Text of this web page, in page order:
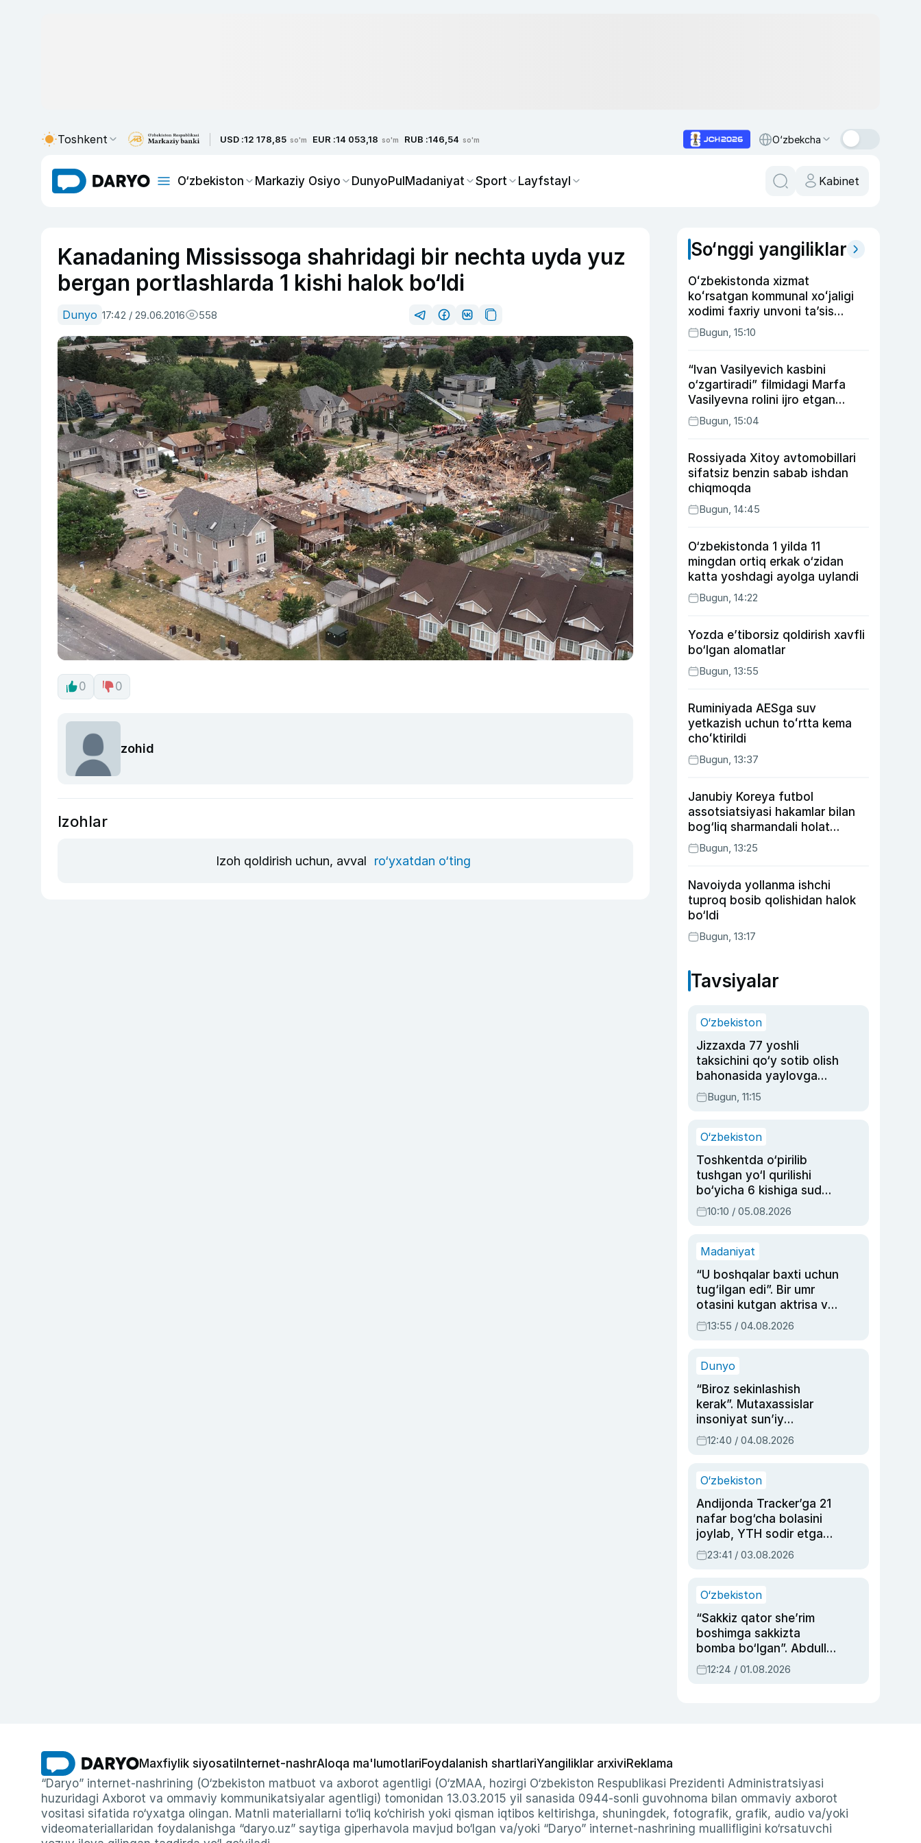
Toshkent USD :12 178,85 so'm EUR :14 053,18 so'm RUB :146,54 so'm O‘zbekcha
O‘zbekiston Markaziy Osiyo DunyoPulMadaniyat Sport Layfstayl Kabinet
Kanadaning Mississoga shahridagi bir nechta uyda yuz
bergan portlashlarda 1 kishi halok bo‘ldi
Dunyo 17:42 / 29.06.2016 558
0 0
zohid
Izohlar
Izoh qoldirish uchun, avval ro‘yxatdan o‘ting
So‘nggi yangiliklar
Oʻzbekistonda xizmat
koʻrsatgan kommunal xoʻjaligi
xodimi faxriy unvoni taʼsis
etilishi mumkin
Bugun, 15:10
“Ivan Vasilyevich kasbini
o‘zgartiradi” filmidagi Marfa
Vasilyevna rolini ijro etgan
aktrisaning taqdiri qanday
kechdi?
Bugun, 15:04
Rossiyada Xitoy avtomobillari
sifatsiz benzin sabab ishdan
chiqmoqda
Bugun, 14:45
O‘zbekistonda 1 yilda 11
mingdan ortiq erkak o‘zidan
katta yoshdagi ayolga uylandi
Bugun, 14:22
Yozda e’tiborsiz qoldirish xavfli
bo‘lgan alomatlar
Bugun, 13:55
Ruminiyada AESga suv
yetkazish uchun toʻrtta kema
choʻktirildi
Bugun, 13:37
Janubiy Koreya futbol
assotsiatsiyasi hakamlar bilan
bog‘liq sharmandali holat
bo‘yicha bayonot berdi
Bugun, 13:25
Navoiyda yollanma ishchi
tuproq bosib qolishidan halok
bo‘ldi
Bugun, 13:17
Tavsiyalar
O‘zbekiston
Jizzaxda 77 yoshli
taksichini qo‘y sotib olish
bahonasida yaylovga
olib borib o‘ldirgan yigit
20 yilga qamaldi
Bugun, 11:15
O‘zbekiston
Toshkentda o‘pirilib
tushgan yo‘l qurilishi
bo‘yicha 6 kishiga sud
hukmi o‘qildi
10:10 / 05.08.2026
Madaniyat
“U boshqalar baxti uchun
tug‘ilgan edi”. Bir umr
otasini kutgan aktrisa va
dublyaj ustasi Rimma
Ahmedovaning
13:55 / 04.08.2026
Dunyo
“Biroz sekinlashish
kerak”. Mutaxassislar
insoniyat sun’iy
intellektni boshqara
olmay qolishidan xavotir
12:40 / 04.08.2026
O‘zbekiston
Andijonda Tracker’ga 21
nafar bog‘cha bolasini
joylab, YTH sodir etgan
ayolga sud hukmi o‘qildi
23:41 / 03.08.2026
O‘zbekiston
“Sakkiz qator she’rim
boshimga sakkizta
bomba bo‘lgan”. Abdulla
Oripovni siyosiy
ayblovlardan asrab
12:24 / 01.08.2026
Maxfiylik siyosati Internet-nashrAloqa ma'lumotlariFoydalanish shartlariYangiliklar arxiviReklama
“Daryo” internet-nashrining (O‘zbekiston matbuot va axborot agentligi (O‘zMAA, hozirgi O‘zbekiston Respublikasi Prezidenti Administratsiyasi
huzuridagi Axborot va ommaviy kommunikatsiyalar agentligi) tomonidan 13.03.2015 yil sanasida 0944-sonli guvohnoma bilan ommaviy axborot
vositasi sifatida ro‘yxatga olingan. Matnli materiallarni to‘liq ko‘chirish yoki qisman iqtibos keltirishga, shuningdek, fotografik, grafik, audio va/yoki
videomateriallaridan foydalanishga “daryo.uz” saytiga giperhavola mavjud bo‘lgan va/yoki “Daryo” internet-nashrining muallifligini ko‘rsatuvchi